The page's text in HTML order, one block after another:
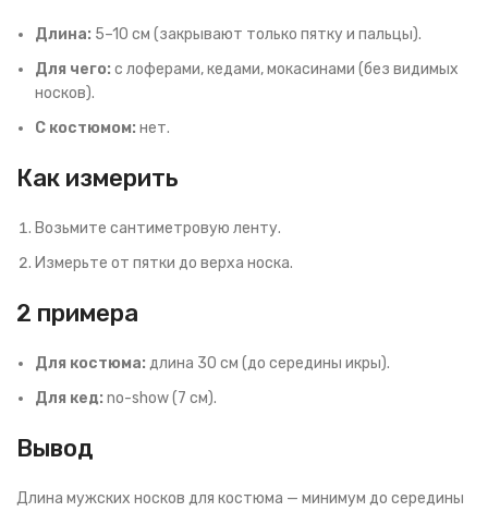
Длина: 5–10 см (закрывают только пятку и пальцы).
Для чего: с лоферами, кедами, мокасинами (без видимых
носков).
С костюмом: нет.
Как измерить
Возьмите сантиметровую ленту.
Измерьте от пятки до верха носка.
2 примера
Для костюма: длина 30 см (до середины икры).
Для кед: no-show (7 см).
Вывод
Длина мужских носков для костюма — минимум до середины